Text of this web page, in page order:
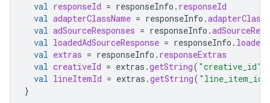
val responseId = responseInfo . responseId
val adapterClassName = responseInfo .
val adSourceResponses = responseInfo .
val loadedAdSourceResponse = responseInfo .
val extras = responseInfo . responseExtras
val creativeId = extras .getString( "creative_id"
val lineItemId = extras .getString( "line_item_id"
}